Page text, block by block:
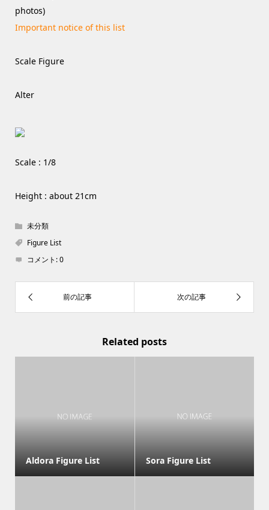
photos)
Important notice of this list
Scale Figure
Alter
Scale : 1/8
Height : about 21cm
未分類
Figure List
コメント:0
Related posts
Aldora Figure List Sora Figure List